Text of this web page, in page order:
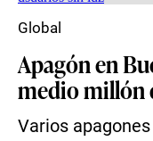
Apagón en
medio millón
Varios
Global